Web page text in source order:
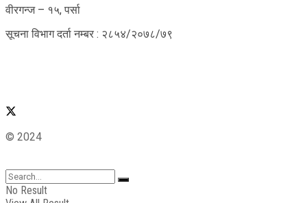
वीरगन्ज – १५, पर्सा
सूचना विभाग दर्ता नम्बर : २८५४/२०७८/७९
© 2024
No Result